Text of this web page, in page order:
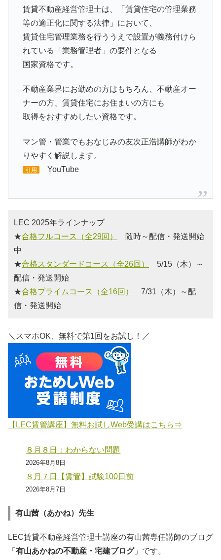
賃貸不動産経営管理士は、「賃貸住宅の管理業務
等の適正化に関する法律」において、
賃貸住宅管理業務を行ううえで設置が義務付けら
れている「業務管理者」の要件となる
国家資格です。
不動産業界にお勤めの方はもちろん、不動産オー
ナーの方、賃貸住宅にお住まいの方にも
取得をおすすめしたい資格です。
マン管・管業でもおなじみの友次正浩講師がわか
りやすく解説します。
引用 YouTube
LEC 2025年ラインナップ
★合格フルコース（全29回）
随時～配信・発送開始
中
★合格スタンダードコース（全26回）
5/15（木）～
配信・発送開始
★合格プライムコース（全16回）
7/31（木）～配
信・発送開始
＼スマホOK、無料で第1回をお試し！／
【LEC賃管講座】無料お試しWeb受講はこちら⇒
８月８日：わからない問題
2026年8月8日
８月７日【賃管】試験100日前
2026年8月7日
有山茜（あかね）先生
LEC賃貸不動産経営管理士講座の有山茜専任講師のブログ
「 有山あかねの不動産・宅建ブログ」です。